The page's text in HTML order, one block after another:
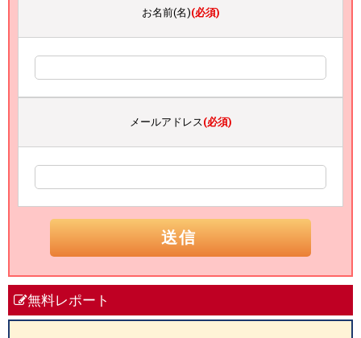
お名前(名)(必須)
メールアドレス(必須)
無料レポート